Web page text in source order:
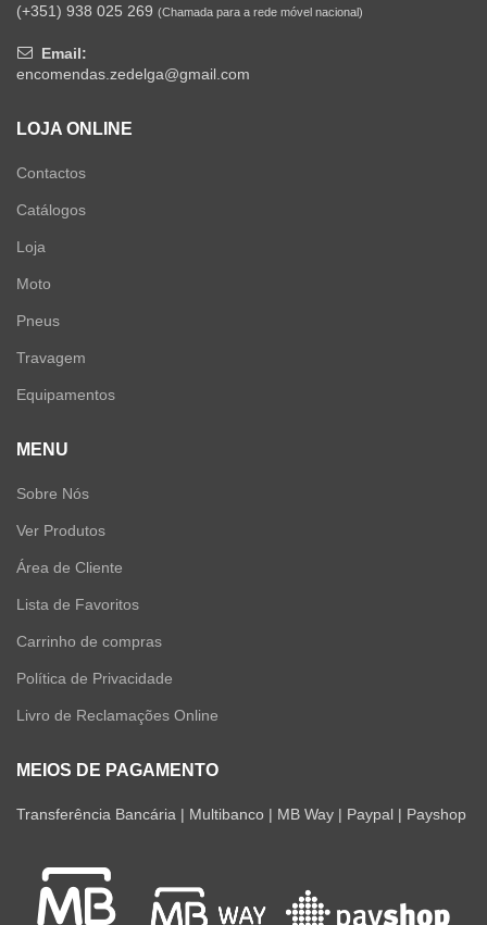
(+351) 938 025 269 (Chamada para a rede móvel nacional)
Email:
encomendas.zedelga@gmail.com
LOJA ONLINE
Contactos
Catálogos
Loja
Moto
Pneus
Travagem
Equipamentos
MENU
Sobre Nós
Ver Produtos
Área de Cliente
Lista de Favoritos
Carrinho de compras
Política de Privacidade
Livro de Reclamações Online
MEIOS DE PAGAMENTO
Transferência Bancária | Multibanco | MB Way | Paypal | Payshop